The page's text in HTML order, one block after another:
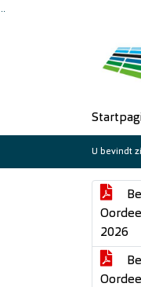
U bevindt
2026